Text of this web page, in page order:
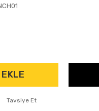
Tavsiye Et